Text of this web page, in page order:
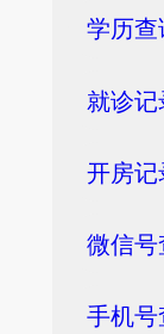
学历查
就诊记
开房记
微信号
手机号